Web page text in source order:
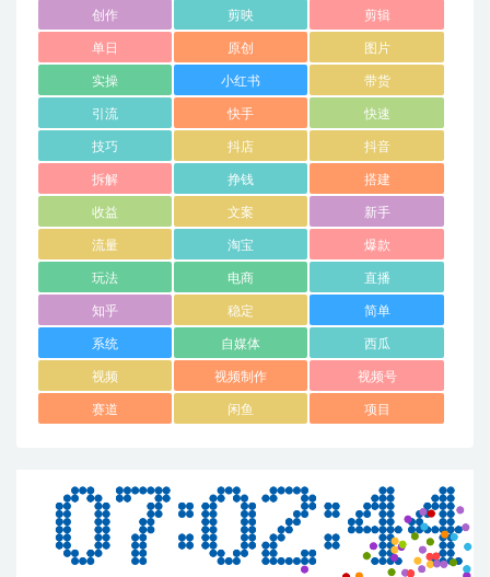
创作 剪映 剪辑
单日 原创 图片
实操 小红书 带货
引流 快手 快速
技巧 抖店 抖音
拆解 挣钱 搭建
收益 文案 新手
流量 淘宝 爆款
玩法 电商 直播
知乎 稳定 简单
系统 自媒体 西瓜
视频 视频制作 视频号
赛道 闲鱼 项目